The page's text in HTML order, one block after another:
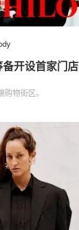
开设首家门店
物街区。